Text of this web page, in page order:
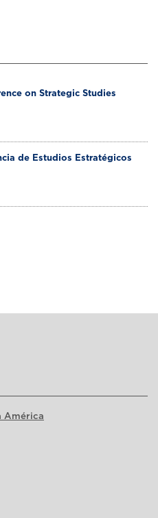
on Strategic Studies
de Estudios Estratégicos
América